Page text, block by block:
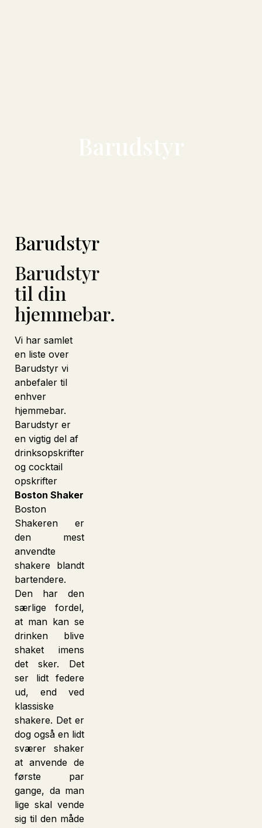
Barudstyr
Barudstyr
til din
hjemmebar.
Vi har samlet
en liste over
Barudstyr vi
anbefaler til
enhver
hjemmebar.
Barudstyr er
en vigtig del af
drinksopskrifter
og cocktail
opskrifter
Boston Shaker
Boston
Shakeren er
den mest
anvendte
shakere blandt
bartendere.
Den har den
særlige fordel,
at man kan se
drinken blive
shaket imens
det sker. Det
ser lidt federe
ud, end ved
klassiske
shakere. Det er
dog også en lidt
sværer shaker
at anvende de
første par
gange, da man
lige skal vende
sig til den måde